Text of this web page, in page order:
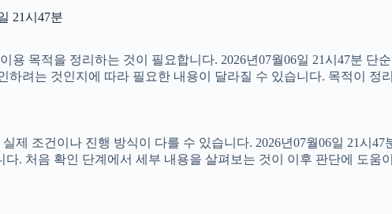
21시47분
용 목적을 정리하는 것이 필요합니다. 2026년07월06일 21시47분
하려는 것인지에 따라 필요한 내용이 달라질 수 있습니다. 목적이
제 조건이나 진행 방식이 다를 수 있습니다. 2026년07월06일 21시
. 처음 확인 단계에서 세부 내용을 살펴보는 것이 이후 판단에 도움